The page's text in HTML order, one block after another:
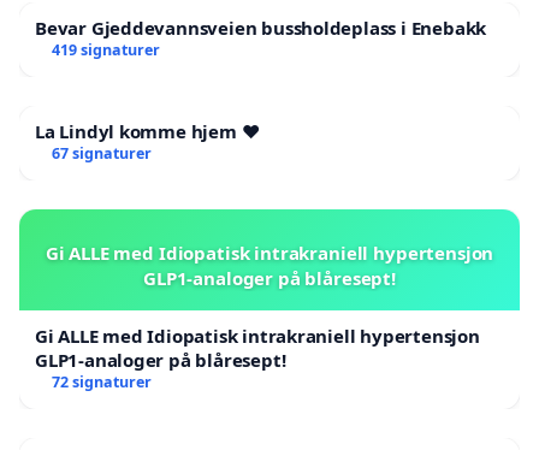
Bevar Gjeddevannsveien bussholdeplass i Enebakk
419 signaturer
La Lindyl komme hjem ❤️
67 signaturer
Gi ALLE med Idiopatisk intrakraniell hypertensjon
GLP1-analoger på blåresept!
Gi ALLE med Idiopatisk intrakraniell hypertensjon
GLP1-analoger på blåresept!
72 signaturer